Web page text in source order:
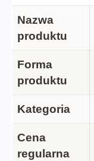
Nazwa
produktu
Forma
produktu
Kategoria
Cena
regularna